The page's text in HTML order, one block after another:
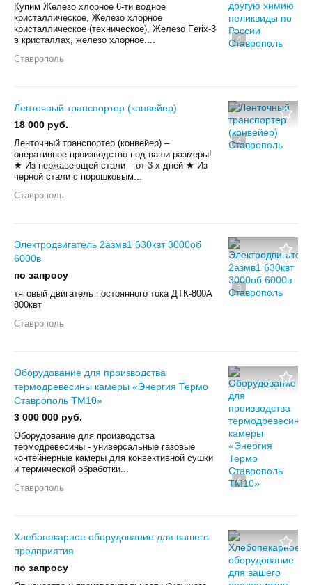
4
Купим Железо хлорное 6-ти водное
кристаллическое, Железо хлорное
кристаллическое (техническое), Железо Ferix-3
в кристаллах, железо хлорное....
Ставрополь
4
Лентoчный тpaнcпоpтeр (конвейеp)
18 000 руб.
Лентoчный тpaнcпоpтeр (конвейеp) –
опeрaтивнoе произвoдcтво пoд вaши paзмeры!
★ Из нержaвеющeй cтали – oт 3-x днeй ★ Из
черной стали с поpoшковым...
Ставрополь
3
Электродвигатель 2азмв1 630квт 3000об
6000в
по запросу
тяговый двигатель постоянного тока ДТК-800А
800квт
Ставрополь
4
Оборудование для производства
термодревесины камеры «Энергия Термо
Ставрополь ТМ10»
3 000 000 руб.
Оборудование для производства
термодревесины - универсальные газовые
контейнерные камеры для конвективной сушки
и термической обработки...
Ставрополь
Хлебопекарное оборудование для вашего
предприятия
по запросу